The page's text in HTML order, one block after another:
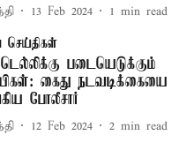
13 Feb 2024 1 min read
செய்திகள்
படையெடுக்கும்
கைது நடவடிக்கையை
போலீசார்
12 Feb 2024 2 min read